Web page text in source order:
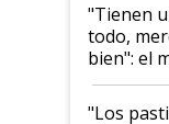
"Tienen
todo,
bien": el
"Los